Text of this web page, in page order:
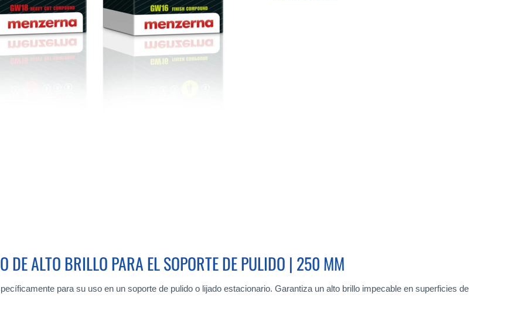
DE ALTO BRILLO PARA EL SOPORTE DE PULIDO | 250 MM
para su uso en un soporte de pulido o lijado estacionario. Garantiza un alto brillo impecable en superficies de